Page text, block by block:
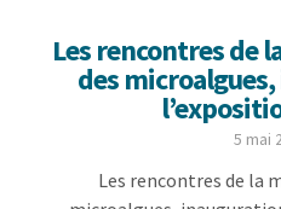
Les rencontres de
des
5 mai
Les rencontres de la